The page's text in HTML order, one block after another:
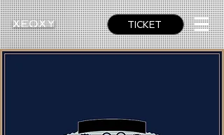
TICKET